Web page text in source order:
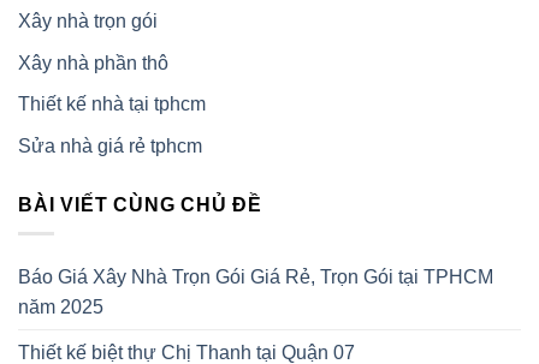
Xây nhà trọn gói
Xây nhà phần thô
Thiết kế nhà tại tphcm
Sửa nhà giá rẻ tphcm
BÀI VIẾT CÙNG CHỦ ĐỀ
Báo Giá Xây Nhà Trọn Gói Giá Rẻ, Trọn Gói tại TPHCM
năm 2025
Thiết kế biệt thự Chị Thanh tại Quận 07